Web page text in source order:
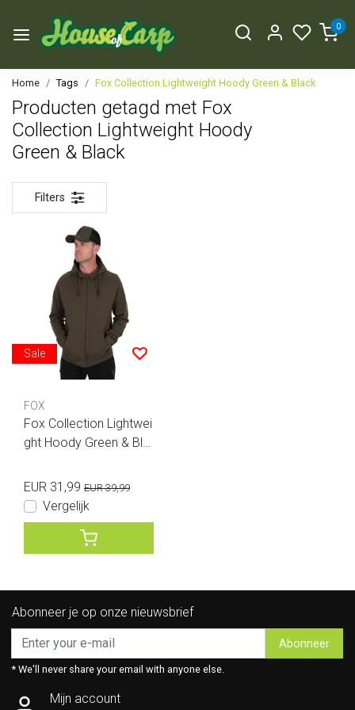
0
Home Tags Fox Collection Lightweight Hoody Green & Black
Producten getagd met Fox
Collection Lightweight Hoody
Green & Black
Filters
Sale
FOX
Fox Collection Lightwei
ght Hoody Green & Bla
EUR 31,99 EUR 39,99
Vergelijk
Abonneer je op onze nieuwsbrief
Abonneer
* We'll never share your email with anyone else.
Mijn account